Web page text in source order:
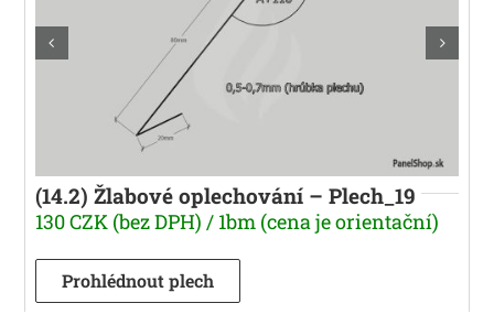
(14.2) Žlabové oplechování – Plech_19
130 CZK (bez DPH) / 1bm (cena je orientační)
Prohlédnout plech